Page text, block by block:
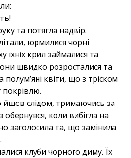
та потягла надвір.
юрмилися чорні
їхніх крил займалися та
швидко розросталися та
квіти, що з тріском
покрівлю.
йшов слідом, тримаючись за
коли вибігла на
заголосила та, що замінила
клуби чорного диму. Їх